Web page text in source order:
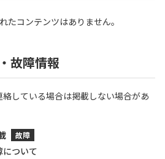
たコンテンツはありません。
故障情報
している場合は掲載しない場合があ
故障
について